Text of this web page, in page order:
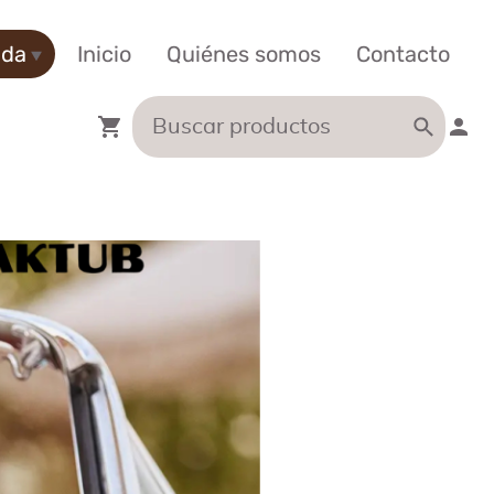
Inicio Quiénes somos Contacto